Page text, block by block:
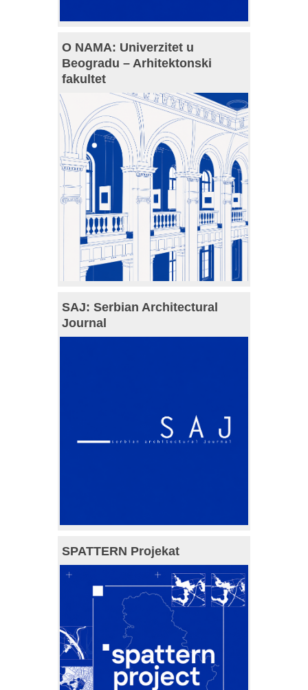
O NAMA: Univerzitet u
Beogradu – Arhitektonski
fakultet
SAJ: Serbian Architectural
Journal
SPATTERN Projekat